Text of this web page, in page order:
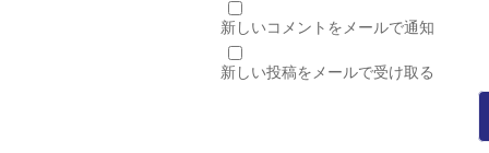
新しいコメントをメールで通知
新しい投稿をメールで受け取る